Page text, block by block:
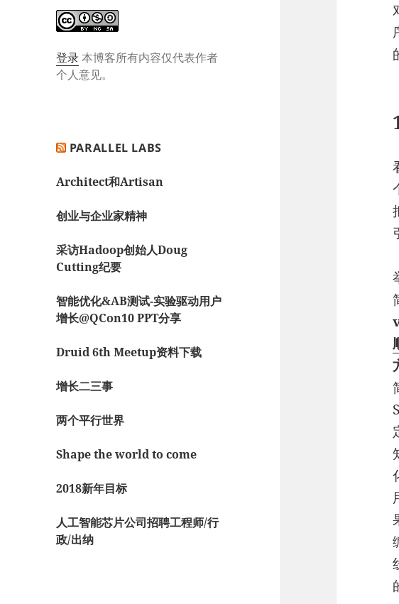
登录本博客所有内容仅代表作者
个人意见。
PARALLEL LABS
Architect和Artisan
创业与企业家精神
采访Hadoop创始人Doug
Cutting纪要
智能优化&AB测试-实验驱动用户
增长@QCon10 PPT分享
Druid 6th Meetup资料下载
增长二三事
两个平行世界
Shape the world to come
2018新年目标
人工智能芯片公司招聘工程师/行
政/出纳